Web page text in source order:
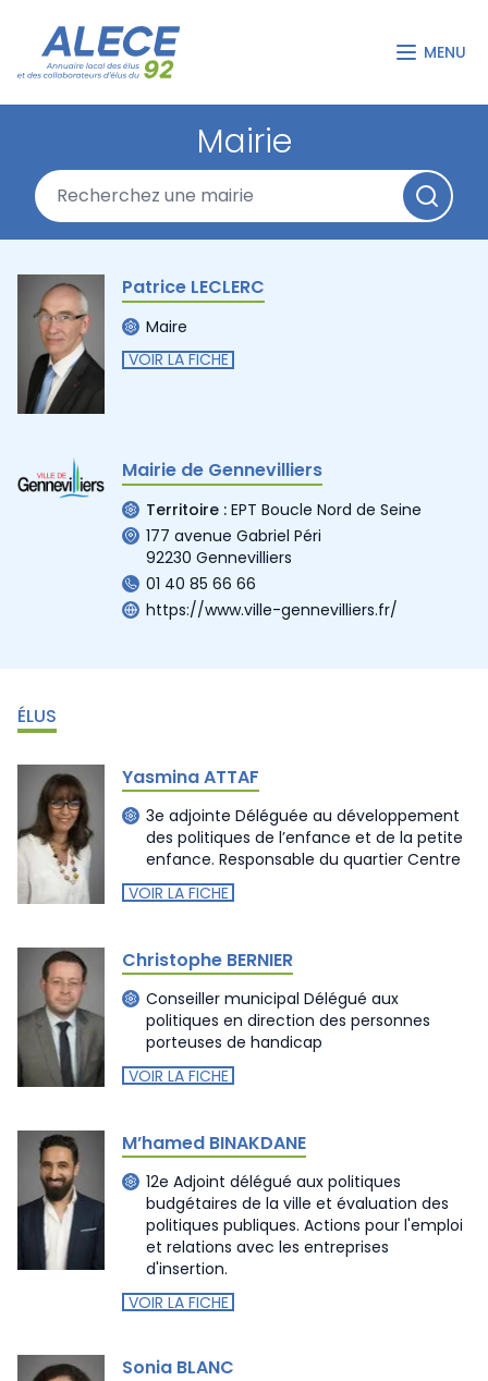
MENU
Mairie
Patrice LECLERC
Maire
VOIR LA FICHE
Mairie de Gennevilliers
Territoire : EPT Boucle Nord de Seine
177 avenue Gabriel Péri
92230 Gennevilliers
01 40 85 66 66
https://www.ville-gennevilliers.fr/
ÉLUS
Yasmina ATTAF
3e adjointe Déléguée au développement
des politiques de l’enfance et de la petite
enfance. Responsable du quartier Centre
VOIR LA FICHE
Christophe BERNIER
Conseiller municipal Délégué aux
politiques en direction des personnes
porteuses de handicap
VOIR LA FICHE
M’hamed BINAKDANE
12e Adjoint délégué aux politiques
budgétaires de la ville et évaluation des
politiques publiques. Actions pour l'emploi
et relations avec les entreprises
d'insertion.
VOIR LA FICHE
Sonia BLANC